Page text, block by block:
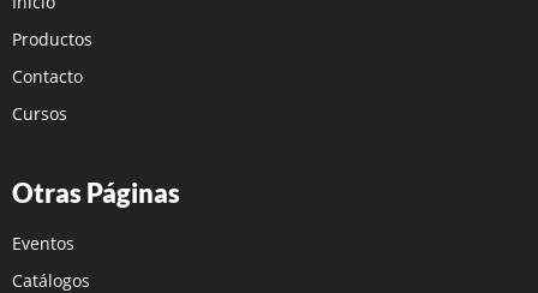
Productos
Contacto
Cursos
Otras Páginas
Eventos
Catálogos